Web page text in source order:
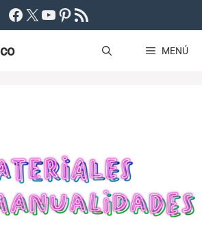
Facebook
X YouTube
Pinterest
Feed RSS
MENÚ